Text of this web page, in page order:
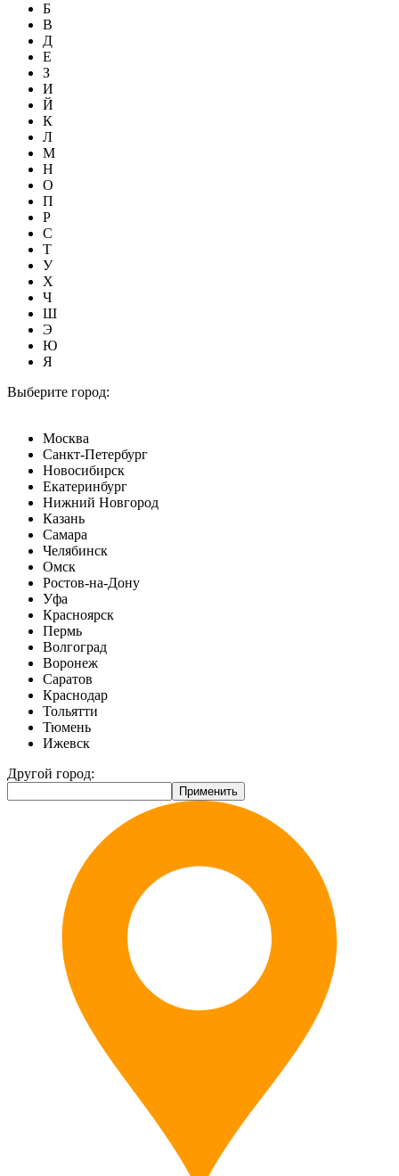
Б
В
Д
Е
З
И
Й
К
Л
М
Н
О
П
Р
С
Т
У
Х
Ч
Ш
Э
Ю
Я
Выберите город:
Москва
Санкт-Петербург
Новосибирск
Екатеринбург
Нижний Новгород
Казань
Самара
Челябинск
Омск
Ростов-на-Дону
Уфа
Красноярск
Пермь
Волгоград
Воронеж
Саратов
Краснодар
Тольятти
Тюмень
Ижевск
Другой город: